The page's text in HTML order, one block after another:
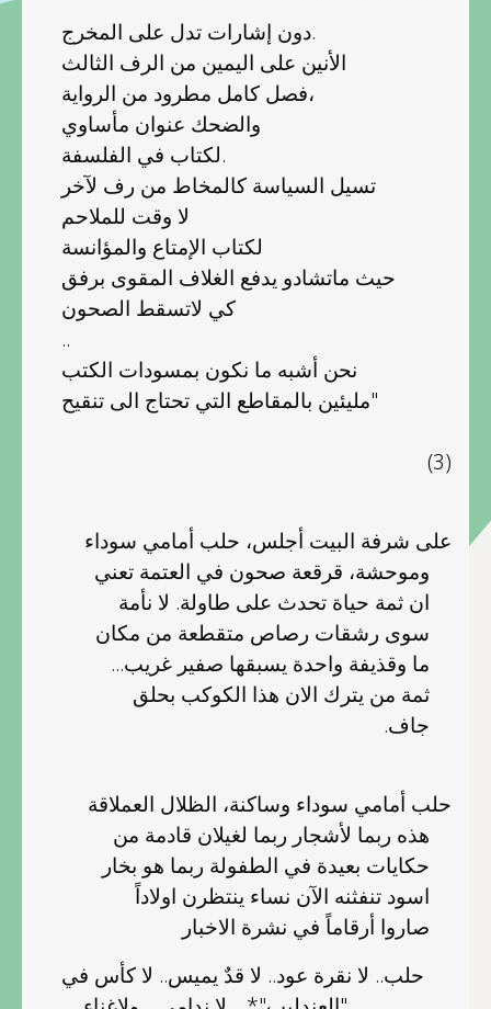
دون إشارات تدل على المخرج.
الأنين على اليمين من الرف الثالث
فصل كامل مطرود من الرواية،
والضحك عنوان مأساوي
لكتاب في الفلسفة.
تسيل السياسة كالمخاط من رف لآخر
لا وقت للملاحم
لكتاب الإمتاع والمؤانسة
حيث ماتشادو يدفع الغلاف المقوى برفق
كي لاتسقط الصحون
..
نحن أشبه ما نكون بمسودات الكتب
مليئين بالمقاطع التي تحتاج الى تنقيح"
(3)
على شرفة البيت أجلس، حلب أمامي سوداء
وموحشة، قرقعة صحون في العتمة تعني
ان ثمة حياة تحدث على طاولة. لا نأمة
سوى رشقات رصاص متقطعة من مكان
ما وقذيفة واحدة يسبقها صفير غريب...
ثمة من يترك الان هذا الكوكب بحلق
جاف.
حلب أمامي سوداء وساكنة، الظلال العملاقة
هذه ربما لأشجار ربما لغيلان قادمة من
حكايات بعيدة في الطفولة ربما هو بخار
اسود تنفثنه الآن نساء ينتظرن اولاداً
صاروا أرقاماً في نشرة الاخبار
حلب.. لا نقرة عود.. لا قدٌ يميس.. لا كأس في